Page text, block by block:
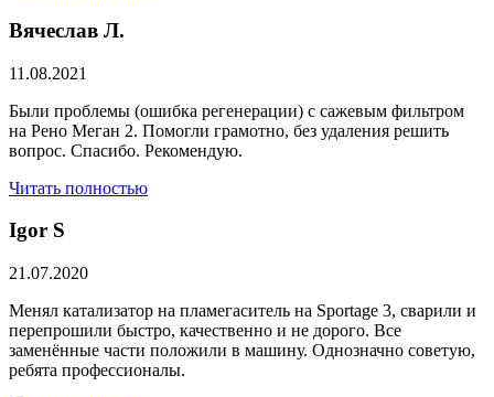
Вячеслав Л.
11.08.2021
Были проблемы (ошибка регенерации) с сажевым фильтром
на Рено Меган 2. Помогли грамотно, без удаления решить
вопрос. Спасибо. Рекомендую.
Читать полностью
​Igor S
21.07.2020
Менял катализатор на пламегаситель на Sportage 3, сварили и
перепрошили быстро, качественно и не дорого. Все
заменённые части положили в машину. Однозначно советую,
ребята профессионалы.